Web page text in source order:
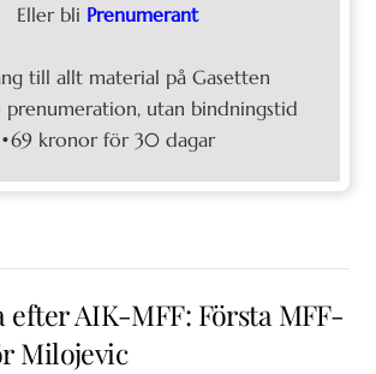
Eller bli Prenumerant
till allt material på Gasetten
prenumeration, utan bindningstid
•69 kronor för 30 dagar
efter AIK-MFF: Första MFF-
Milojevic